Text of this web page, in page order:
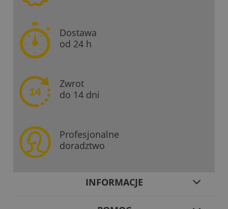
Dostawa
od 24 h
Zwrot
do 14 dni
Profesjonalne
doradztwo
INFORMACJE